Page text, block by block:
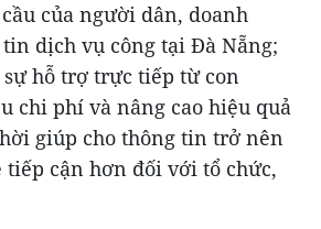
của người dân, doanh
dịch vụ công tại Đà Nẵng;
hỗ trợ trực tiếp từ con
chi phí và nâng cao hiệu quả
giúp cho thông tin trở nên
tiếp cận hơn đối với tổ chức,